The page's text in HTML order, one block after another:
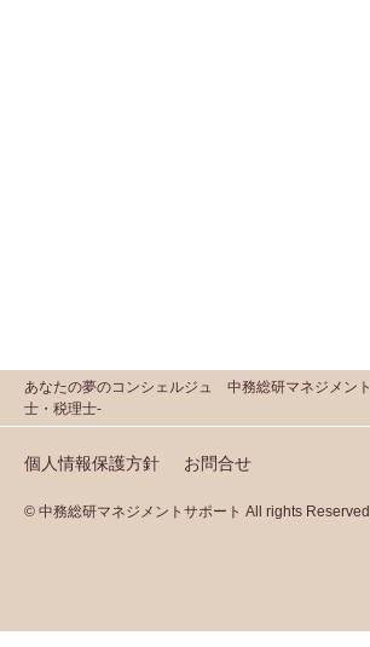
あなたの夢のコンシェルジュ 中務総研マネジメン
士・税理士-
個人情報保護方針 お問合せ
© 中務総研マネジメントサポート All rights